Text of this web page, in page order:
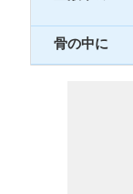
骨の中に